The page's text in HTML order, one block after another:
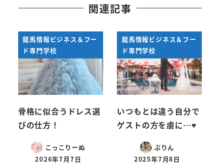
関連記事
龍馬情報ビジネス＆フー
ド専門学校
骨格に似合うドレス選
びの仕方！
こっこりーぬ
投稿日
2026年7月7日
龍馬情報ビジネス＆フー
ド専門学校
いつもとは違う自分で
ゲストの方を虜に…♥
ぷりん
投稿日
2025年7月8日